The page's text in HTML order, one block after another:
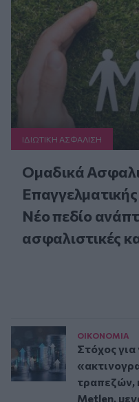
ΙΔΙΩΤΙΚΗ ΑΣΦAΛΙΣΗ
Ομαδικά
Νέο πεδίο
ασφαλιστικές
ΟΙΚΟΝΟΜΙΑ
Στόχος για
τραπεζών,
Metlen,